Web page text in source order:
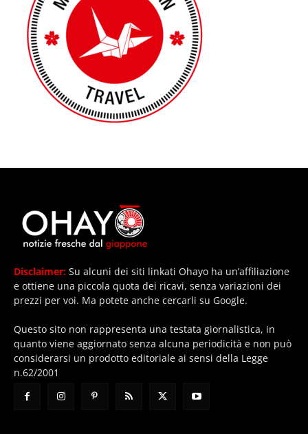
Disclaimer: Su alcuni dei siti linkati Ohayo ha un’affiliazione
e ottiene una piccola quota dei ricavi, senza variazioni dei
prezzi per voi. Ma potete anche cercarli su Google.
Questo sito non rappresenta una testata giornalistica, in
quanto viene aggiornato senza alcuna periodicità e non può
considerarsi un prodotto editoriale ai sensi della Legge
n.62/2001